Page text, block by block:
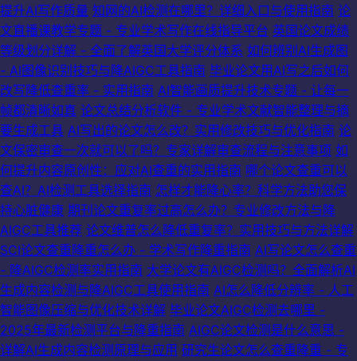
提升AI写作质量 知网的AI检测在哪里？详细入口与使用指南 论
文直播课教学专题 - 专业学术写作在线指导平台 英国论文成绩
等级划分详解 - 全面了解英国大学评分体系 如何辨别AI生成图
- AI图像识别技巧与降AIGC工具指南 毕业论文用AI写之后如何
改写降低查重率 - 实用指南 AI智能画质提升技术专题 - 让每一
帧都清晰如真 论文总结分析软件 - 专业学术文献智能整理与摘
要生成工具 AI写出的论文怎么改？实用修改技巧与优化指南 论
文保密审查一次就可以了吗？专家详解审查流程与注意事项 如
何提升内容原创性：应对AI查重的实用指南 哪个论文查重可以
查AI？AI检测工具选择指南 怎样才能降心率？科学方法助您保
持心脏健康 期刊论文重复率过高怎么办？专业修改方法与降
AIGC工具推荐 论文维普怎么降低重复率？实用技巧与方法详解
SCI论文查重降重怎么办 - 学术写作降重指南 AI写论文怎么查重
- 降AIGC检测率实用指南 大学论文有AIGC检测吗？全面解析AI
生成内容检测与降AIGC工具使用指南 AI怎么降低分辨率 - 人工
智能图像压缩与优化技术详解 毕业论文AIGC检测去哪里 -
2025年最新检测平台与降重指南 AIGC论文检测是什么意思 -
详解AI生成内容检测原理与应用 研究生论文怎么查重降重 - 专